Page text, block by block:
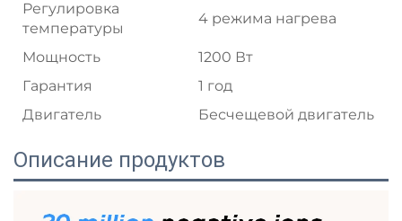
Регулировка
температуры
4 режима нагрева
Мощность
1200 Вт
Гарантия
1 год
Двигатель
Бесчещевой двигатель
Описание продуктов